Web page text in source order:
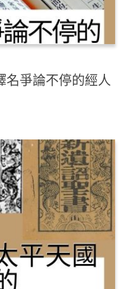
名爭論不停的經人